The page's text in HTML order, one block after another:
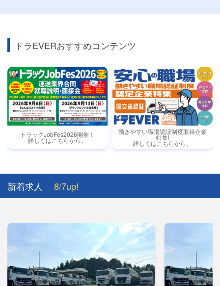
ドラEVERおすすめコンテンツ
トラックJobFes2026開催！
詳しくはこちらから。
働きやすい職場認証制度取得企業
特集!
詳しくはこちらから。
新着求人 8/7up!